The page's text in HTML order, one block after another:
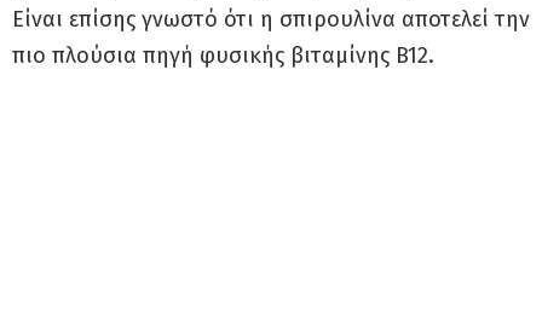
Είναι επίσης γνωστό ότι η σπιρουλίνα αποτελεί την
πιο πλούσια πηγή φυσικής βιταμίνης B12.